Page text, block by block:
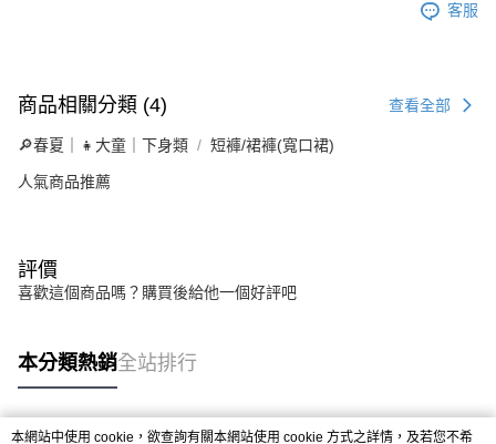
客服
商品相關分類 (4) 查看全部
🔎春夏｜👧大童｜下身類 短褲/裙褲(寬口裙)
人氣商品推薦
評價
喜歡這個商品嗎？購買後給他一個好評吧
本分類熱銷全站排行
本網站中使用 cookie，欲查詢有關本網站使用 cookie 方式之詳情，及若您不希